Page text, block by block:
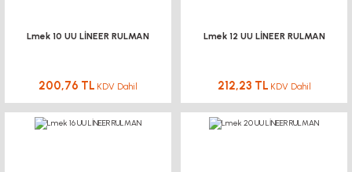
Lmek 10 UU LİNEER RULMAN
200,76 TL KDV Dahil
Lmek 12 UU LİNEER RULMAN
212,23 TL KDV Dahil